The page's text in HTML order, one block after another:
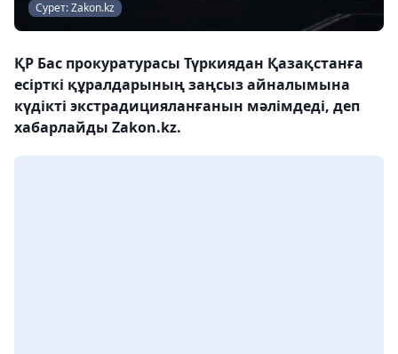
Сурет: Zakon.kz
ҚР Бас прокуратурасы Түркиядан Қазақстанға
есірткі құралдарының заңсыз айналымына
күдікті экстрадицияланғанын мәлімдеді, деп
хабарлайды Zakon.kz.